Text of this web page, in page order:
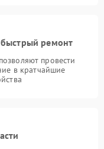
быстрый ремонт
провести
в кратчайшие